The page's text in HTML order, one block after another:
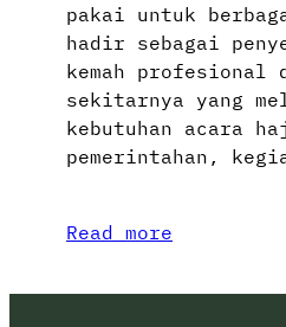
pakai untuk
hadir sebagai
kemah profesional
sekitarnya yang
kebutuhan acara
pemerintahan,
Read more